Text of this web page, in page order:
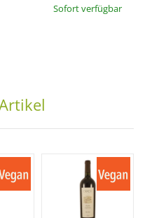
Sofort verfügbar